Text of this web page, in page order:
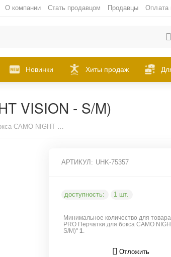
О компании Стать продавцом Продавцы Оплата
Новинки Хиты продаж
VISION - S/M)
(UFC PRO Перчатки для бокса CAMO NIGHT VISION - S/M)
АРТИКУЛ: UHK-75357
доступность: 1 шт.
Минимальное количество для
PRO Перчатки для бокса CAMO
S/M)"1.
Отложить